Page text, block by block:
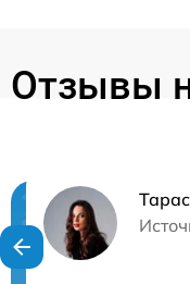
Отзывы
Нужна